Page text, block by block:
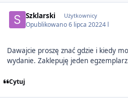
Szklarski Użytkownicy
Opublikowano6 lipca 20224 l
Dawajcie proszę znać gdzie i kiedy
wydanie. Zaklepuję jeden
Cytuj